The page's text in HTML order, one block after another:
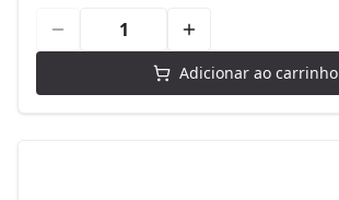
Adicionar ao carrinho